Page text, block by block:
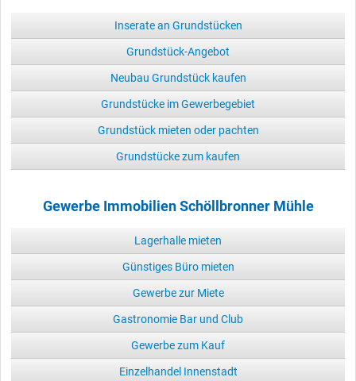
Inserate an Grundstücken
Grundstück-Angebot
Neubau Grundstück kaufen
Grundstücke im Gewerbegebiet
Grundstück mieten oder pachten
Grundstücke zum kaufen
Gewerbe Immobilien Schöllbronner Mühle
Lagerhalle mieten
Günstiges Büro mieten
Gewerbe zur Miete
Gastronomie Bar und Club
Gewerbe zum Kauf
Einzelhandel Innenstadt